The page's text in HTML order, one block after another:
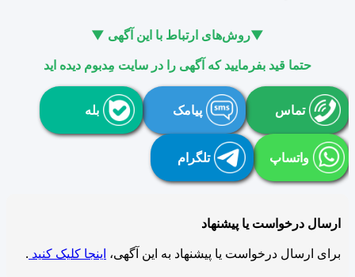
▼روش‌های ارتباط با این آگهی ▼
حتما قید بفرمایید که آگهی را در سایت مِدبوم دیده اید
تماس پیامک بله
واتساپ تلگرام
ارسال درخواست یا پیشنهاد
برای ارسال درخواست یا پیشنهاد به این آگهی، اینجا کلیک کنید .